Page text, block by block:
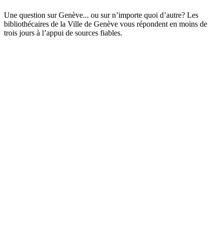
Une question sur Genève... ou sur n’importe quoi d’autre? Les
bibliothécaires de la Ville de Genève vous répondent en moins de
trois jours à l’appui de sources fiables.